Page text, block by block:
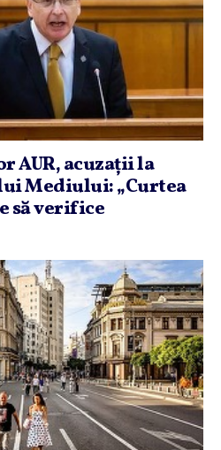
AUR, acuzaţii la
Mediului: „Curtea
să verifice